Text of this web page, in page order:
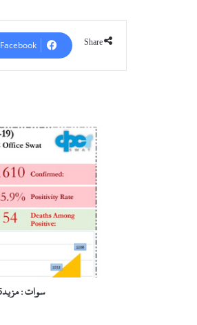
Share
Facebook
مزید75
تصدیق،25
سوات : مزید75 افراد میں کورونا کی تصدیق،25 افراد صحت یاب